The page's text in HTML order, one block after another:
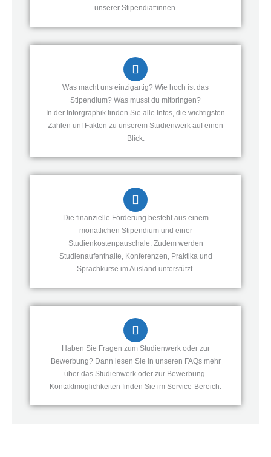
unserer Stipendiat:innen.
Was macht uns einzigartig? Wie hoch ist das
Stipendium? Was musst du mitbringen?
In der Inforgraphik finden Sie alle Infos, die wichtigsten
Zahlen unf Fakten zu unserem Studienwerk auf einen
Blick.
Die finanzielle Förderung besteht aus einem
monatlichen Stipendium und einer
Studienkostenpauschale. Zudem werden
Studienaufenthalte, Konferenzen, Praktika und
Sprachkurse im Ausland unterstützt.
Haben Sie Fragen zum Studienwerk oder zur
Bewerbung? Dann lesen Sie in unseren FAQs mehr
über das Studienwerk oder zur Bewerbung.
Kontaktmöglichkeiten finden Sie im Service-Bereich.